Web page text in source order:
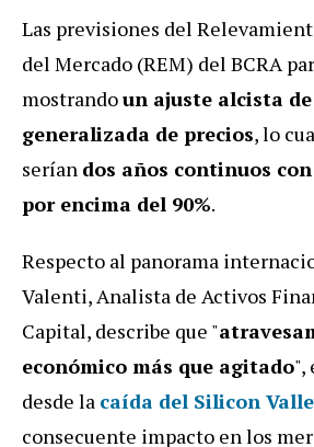
Las previsiones del
del Mercado (REM) del BCRA
mostrandoun ajuste alcista
generalizada de precios, lo
serían dos años continuos
por encima del 90%.
Respecto al panorama
Valenti, Analista de Activos
Capital, describe que "
económico más que agitado",
desde la caída del Silicon
consecuente impacto en los